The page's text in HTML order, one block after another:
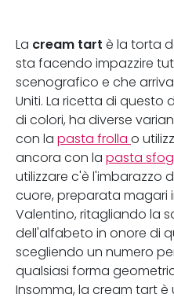
La cream tart è la torta
sta facendo impazzire
scenografico e che
Uniti. La ricetta di questo
di colori, ha diverse
con la pasta frolla o
ancora con la pasta
utilizzare c'è l'imbarazzo
cuore, preparata magari
Valentino, ritagliando la
dell'alfabeto in onore di
scegliendo un numero
qualsiasi forma
Insomma, la cream tart